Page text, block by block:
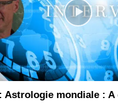
Astrologie mondiale : A